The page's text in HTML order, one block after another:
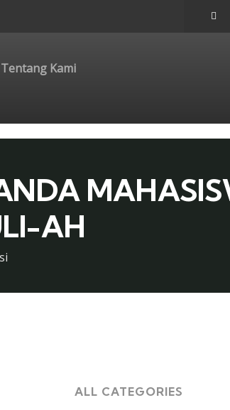
Tentang Kami
AH
ALL CATEGORIES